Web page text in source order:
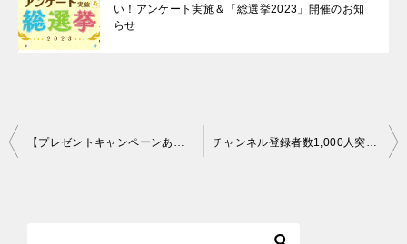
い！アンケート実施＆「総選挙2023」開催のお知
らせ
投